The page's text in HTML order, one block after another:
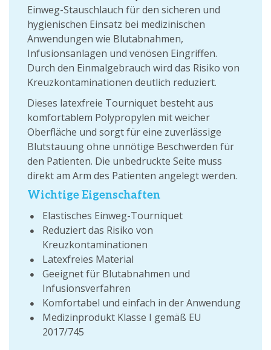
Einweg-Stauschlauch für den sicheren und
hygienischen Einsatz bei medizinischen
Anwendungen wie Blutabnahmen,
Infusionsanlagen und venösen Eingriffen.
Durch den Einmalgebrauch wird das Risiko von
Kreuzkontaminationen deutlich reduziert.
Dieses latexfreie Tourniquet besteht aus
komfortablem Polypropylen mit weicher
Oberfläche und sorgt für eine zuverlässige
Blutstauung ohne unnötige Beschwerden für
den Patienten. Die unbedruckte Seite muss
direkt am Arm des Patienten angelegt werden.
Wichtige Eigenschaften
Elastisches Einweg-Tourniquet
Reduziert das Risiko von
Kreuzkontaminationen
Latexfreies Material
Geeignet für Blutabnahmen und
Infusionsverfahren
Komfortabel und einfach in der Anwendung
Medizinprodukt Klasse I gemäß EU
2017/745